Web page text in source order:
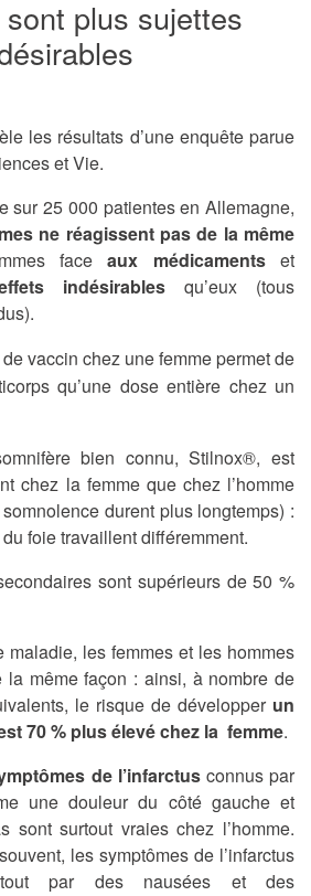
plus sujettes
les résultats d’une enquête parue
et Vie.
sur 25 000 patientes en Allemagne,
ne réagissent pas de la même
faceaux médicamentset
indésirables qu’eux (tous
vaccin chez une femme permet de
qu’une dose entière chez un
bien connu, Stilnox®, est
chez la femme que chez l’homme
durent plus longtemps) :
foie travaillent différemment.
sont supérieurs de 50 %
maladie, les femmes et les hommes
la même façon : ainsi, à nombre de
le risque de développerun
70 % plus élevé chez la femme.
de l’infarctus connus par
une douleur du côté gauche et
sont surtout vraies chez l’homme.
les symptômes de l’infarctus
par des nausées et des